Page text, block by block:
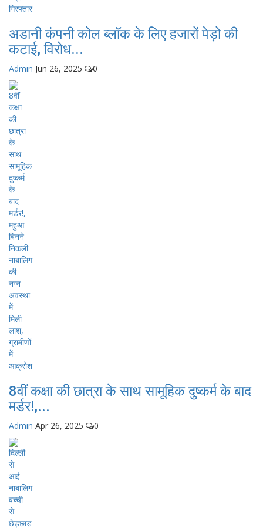
अडानी कंपनी कोल ब्लॉक के लिए हजारों पेड़ो की
कटाई, विरोध...
Admin Jun 26, 2025 0
8वीं कक्षा की छात्रा के साथ सामूहिक दुष्कर्म के बाद
मर्डर!,...
Admin Apr 26, 2025 0